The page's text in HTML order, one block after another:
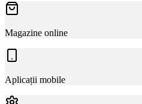
Magazine online
Aplicații mobile